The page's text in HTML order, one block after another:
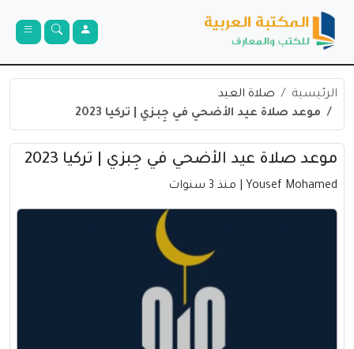
الرئيسية
صلاة العيد
موعد صلاة عيد الأضحي في جِبزي | تركيا 2023
موعد صلاة عيد الأضحي في جِبزي | تركيا 2023
Yousef Mohamed | منذ 3 سنوات